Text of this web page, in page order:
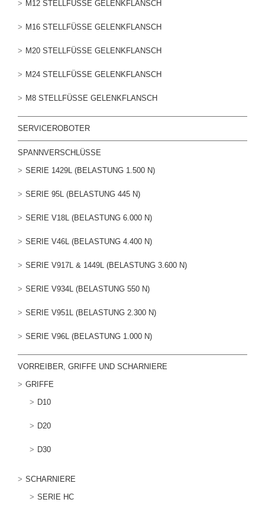
M12 STELLFÜSSE GELENKFLANSCH
M16 STELLFÜSSE GELENKFLANSCH
M20 STELLFÜSSE GELENKFLANSCH
M24 STELLFÜSSE GELENKFLANSCH
M8 STELLFÜSSE GELENKFLANSCH
SERVICEROBOTER
SPANNVERSCHLÜSSE
SERIE 1429L (BELASTUNG 1.500 N)
SERIE 95L (BELASTUNG 445 N)
SERIE V18L (BELASTUNG 6.000 N)
SERIE V46L (BELASTUNG 4.400 N)
SERIE V917L & 1449L (BELASTUNG 3.600 N)
SERIE V934L (BELASTUNG 550 N)
SERIE V951L (BELASTUNG 2.300 N)
SERIE V96L (BELASTUNG 1.000 N)
VORREIBER, GRIFFE UND SCHARNIERE
GRIFFE
D10
D20
D30
SCHARNIERE
SERIE HC